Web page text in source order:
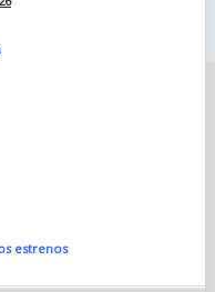
estrenos